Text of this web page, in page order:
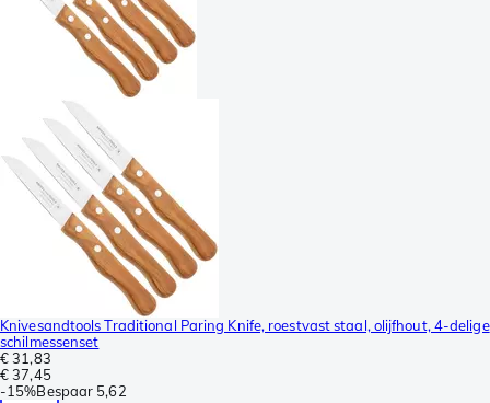
Knivesandtools Traditional Paring Knife, roestvast staal, olijfhout, 4-delige
schilmessenset
€ 31,83
€ 37,45
-15%Bespaar 5,62